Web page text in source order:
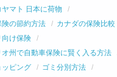
ヤマト 日本に荷物
険の節約方法
カナダの保険比較
向け保険
オ州で自動車保険に賢く入る方法
ッピング
ゴミ分別方法